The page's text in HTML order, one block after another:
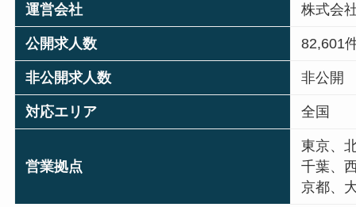
運営会社 株式会
公開求人数 82,601
非公開求人数 非公開
対応エリア 全国
営業拠点
東京、
千葉、
京都、